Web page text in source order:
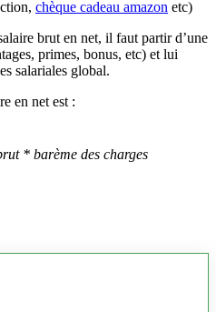
chèque cadeau amazon etc)
brut en net, il faut partir d’une
primes, bonus, etc) et lui
salariales global.
en net est :
* barème des charges